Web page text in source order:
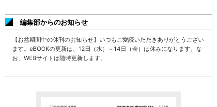
編集部からのお知らせ
【お盆期間中の休刊のお知らせ】いつもご愛読いただきありがとうござい
ます。eBOOKの更新は、12日（水）～14日（金）は休みになります。な
お、WEBサイトは随時更新します。